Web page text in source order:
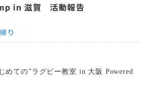
in 滋賀 活動報告
り